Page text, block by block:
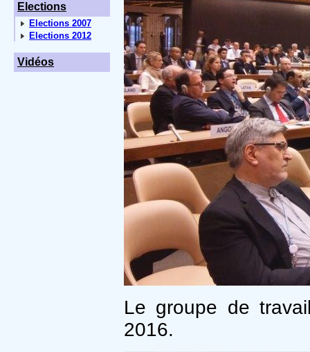
Elections
Elections 2007
Elections 2012
Vidéos
Le groupe de
2016.